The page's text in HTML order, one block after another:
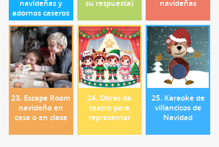
navideñas y
adornos caseros
su respuesta)
navideñas
23. Escape Room
navideño en
casa o en clase
24. Obras de
teatro para
representar
25. Karaoke de
villancicos de
Navidad